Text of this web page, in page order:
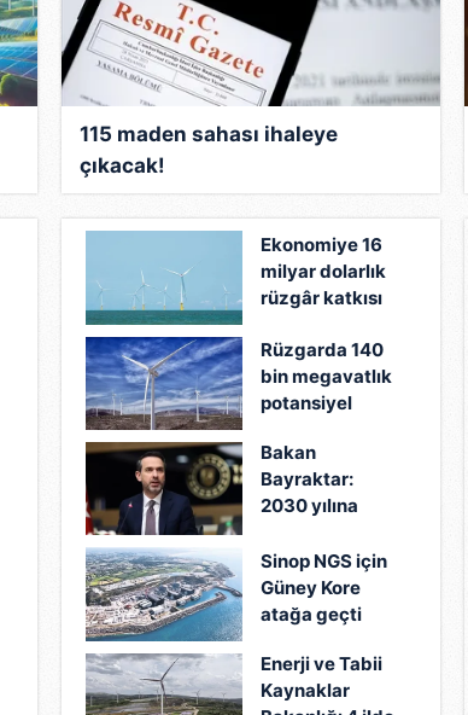
115 maden sahası ihaleye
çıkacak!
Ekonomiye 16
milyar dolarlık
rüzgâr katkısı
Rüzgarda 140
bin megavatlık
potansiyel
Bakan
Bayraktar:
2030 yılına
milyar doların
üzerinde
yatırım
Sinop NGS için
Güney Kore
atağa geçti
Enerji ve Tabii
Kaynaklar